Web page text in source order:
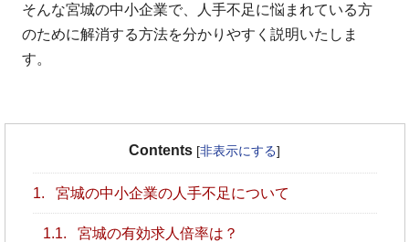
そんな宮城の中小企業で、人手不足に悩まれている方
のために解消する方法を分かりやすく説明いたしま
す。
Contents [非表示にする]
1. 宮城の中小企業の人手不足について
1.1. 宮城の有効求人倍率は？